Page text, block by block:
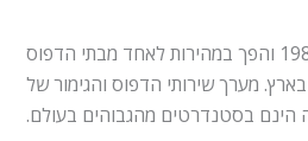
דפוס איילון נוסד בשנת 1988 והפך במהירות לאחד מבתי הדפוס
מערך שירותי הדפוס והגימור של
הינם בסטנדרטים מהגבוהים בעולם.